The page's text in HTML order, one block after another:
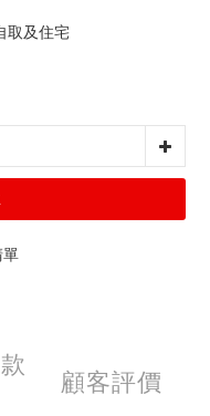
取及住宅
顧客評價